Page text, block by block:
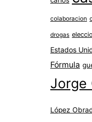
colaboracion
drogas
Estados
Fórmula
Jorge
López